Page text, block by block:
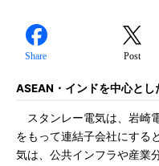
Share Post
ASEAN・インドを中心と
スタンレー電気は、岩崎
をもって連結子会社にする
気は、公共インフラや産業